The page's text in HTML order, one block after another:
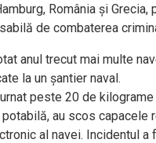
România și
de combaterea
anul trecut mai multe
la un șantier naval.
peste 20 de
au scos
al navei. Incidentul